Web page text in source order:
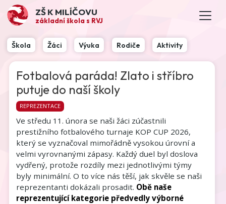
ZŠ K MILÍČOVU
základní škola s RVJ
Škola Žáci Výuka Rodiče Aktivity
Fotbalová paráda! Zlato i stříbro
putuje do naší školy
REPREZENTACE
Ve středu 11. února se naši žáci zúčastnili
prestižního fotbalového turnaje KOP CUP 2026,
který se vyznačoval mimořádně vysokou úrovní a
velmi vyrovnanými zápasy. Každý duel byl doslova
vydřený, protože rozdíly mezi jednotlivými týmy
byly minimální. O to více nás těší, jak skvěle se naši
reprezentanti dokázali prosadit. Obě naše
reprezentující kategorie předvedly výborné